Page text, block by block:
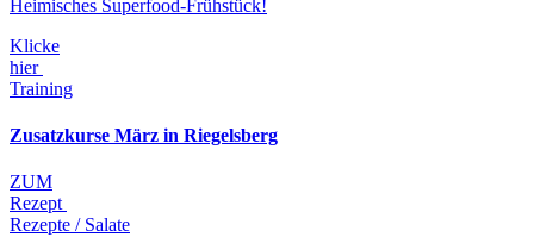
Heimisches Superfood-Frühstück!
Klicke
hier
Training
Zusatzkurse März in Riegelsberg
ZUM
Rezept
Rezepte / Salate